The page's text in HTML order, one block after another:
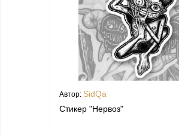
Автор: SidQa
Стикер "Нервоз"